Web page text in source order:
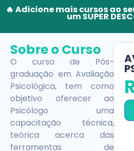
🔥 Adicione mais cursos ao
um SUPER
Sobre o Curso
O curso de Pós-
graduação em Avaliação
Psicológica, tem como
objetivo oferecer ao
Psicólogo uma
capacitação técnica,
teórica acerca das
ferramentas de